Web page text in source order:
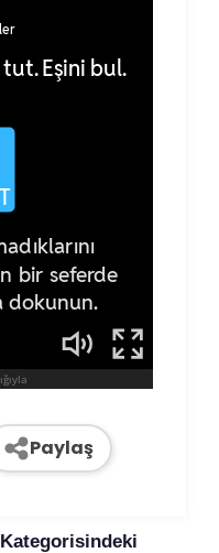
Paylaş
Kategorisindeki